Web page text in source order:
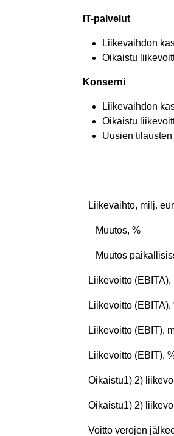
IT-palvelut
Liikevaihdon
Oikaistu
Konserni
Liikevaihdon
Oikaistu
Uusien
Liikevaihto, milj.
Muutos, %
Muutos
Liikevoitto
Liikevoitto
Liikevoitto (EBIT),
Liikevoitto (EBIT),
Oikaistu1) 2)
Oikaistu1) 2)
Voitto verojen